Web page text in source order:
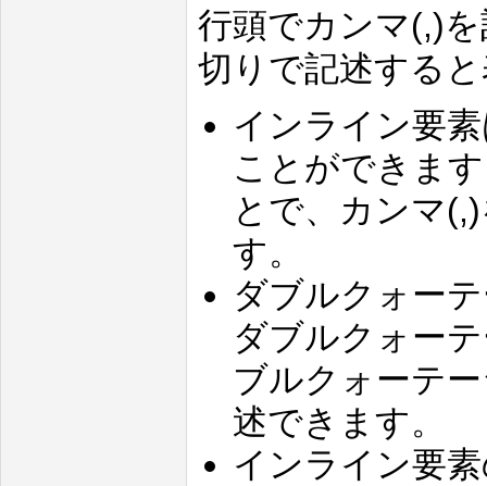
行頭でカンマ(,)
切りで記述する
インライン要
ことができま
とで、カンマ
す。
ダブルクォー
ダブルクォー
ブルクォーテ
述できます。
インライン要